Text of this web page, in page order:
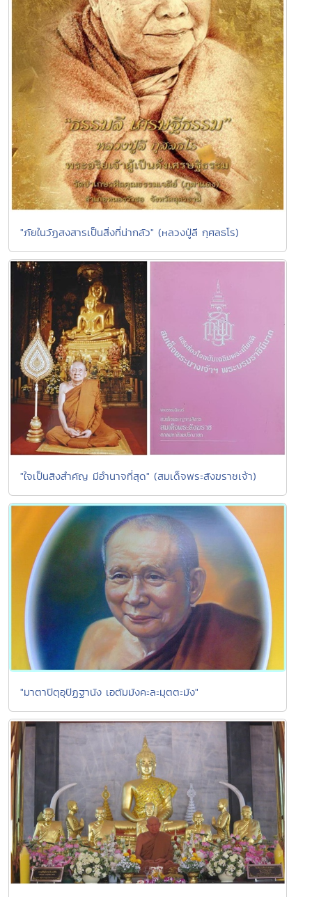
"ภัยในวัฏสงสารเป็นสิ่งที่น่ากลัว" (หลวงปู่ลี กุศลธโร)
"ใจเป็นสิงสำคัญ มีอำนาจที่สุด" (สมเด็จพระสังฆราชเจ้า)
"มาตาปิตุอุปัฏฐานัง เอตัมมังคะละมุตตะมัง"